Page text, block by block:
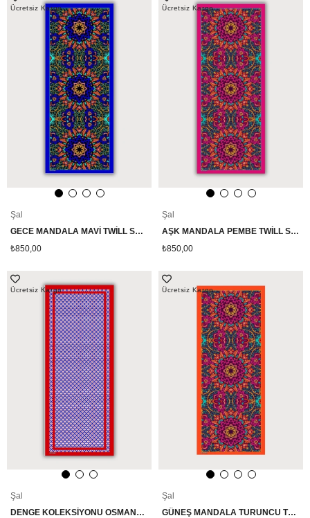
Şal
GECE MANDALA MAVİ TWİLL SATEN ŞAL
₺850,00
Ücretsiz Kargo
Şal
AŞK MANDALA PEMBE TWİLL SATEN ŞAL
₺850,00
Ücretsiz Kargo
Şal
DENGE KOLEKSİYONU OSMANLI GEOMETRİK DESENLİ TWİLL SATEN ŞAL
Ücretsiz Kargo
Şal
GÜNEŞ MANDALA TURUNCU TWİLL SATEN ŞAL
Ücretsiz Kargo